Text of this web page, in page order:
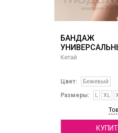
БАНДАЖ
Китай
Цвет:
Бежевый
Размеры:
L XL